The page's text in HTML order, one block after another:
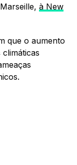
à New
que o aumento